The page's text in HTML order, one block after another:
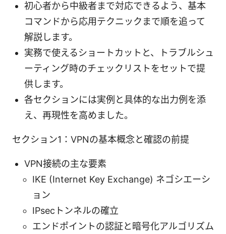
初心者から中級者まで対応できるよう、基本
コマンドから応用テクニックまで順を追って
解説します。
実務で使えるショートカットと、トラブルシュ
ーティング時のチェックリストをセットで提
供します。
各セクションには実例と具体的な出力例を添
え、再現性を高めました。
セクション1：VPNの基本概念と確認の前提
VPN接続の主な要素
IKE (Internet Key Exchange) ネゴシエーシ
ョン
IPsecトンネルの確立
エンドポイントの認証と暗号化アルゴリズム